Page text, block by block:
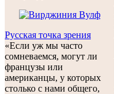
Русская точка зрения
«Если уж мы часто
сомневаемся, могут ли
французы или
американцы, у которых
столько с нами общего,